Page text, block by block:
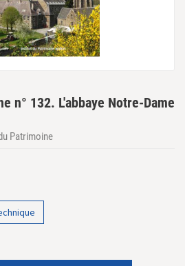
n° 132. L'abbaye Notre-Dame
Patrimoine